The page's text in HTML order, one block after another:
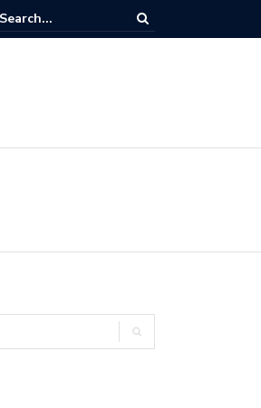
Ova greška tijekom vrućina uništava